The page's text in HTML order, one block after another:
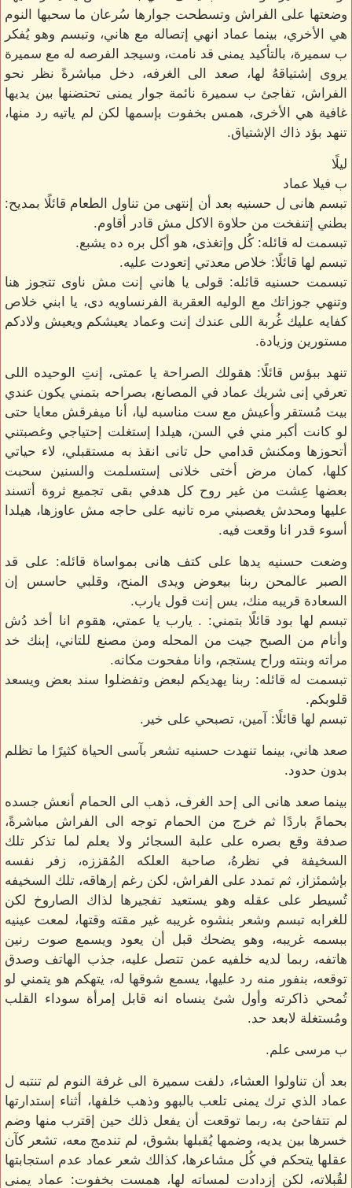
وضعتها على الفراش وتسطحت جوارها سُرعان ما سحبها النوم
هي الأخري، بينما عماد انهي إتصاله مع هاني، وتبسم وهو يُفكر
ب سميرة، بالتأكيد يمنى قد نامت، وسيجد الفرصه له مع سميرة
يروى إشتياقهُ لها، صعد الى الغرفه، دخل مباشرةً نظر نحو
الفراش، تفاجئ ب سميرة نائمة جوار يمنى تحتضنها بين يديها
غافية هي الأخرى، همس بخفوت بإسمها لكن لم ياتيه رد منها،
تنهد بؤد ذاك الإشتياق.
ليلًا
ب فيلا عماد
تبسم هانى ل حسنيه بعد أن إنتهى من تناول الطعام قائلًا بمديح:
بطني إتنفخت من حلاوة الاكل مش قادر أقاوم.
تبسمت له قائله: كُل وإتغذى، هو أكل بره ده يشبع.
تبسم لها قائلًا: خلاص معدتي إتعودت عليه.
تبسمت حسنيه قائله: قولى يا هاني إنت مش ناوى تتجوز هنا
وتنهي جوزاتك مع الوليه العقربة الفرنساويه دى، يا ابني خلاص
كفايه عليك غُربة اللى عندك إنت وعماد يعيشكم ويعيش ولادكم
مستورين وزيادة.
تنهد ببؤس قائلًا: هقولك الصراحة يا عمتى، إنتِ الوحيده اللى
تعرفي إنى شريك عماد في المصانع، بصراحه بتمني يكون عندي
بيت مُستقر وأعيش مع ست مناسبه ليا، أنا ميفرقش معايا حتى
لو كانت أكبر مني في السن، هيلدا إستغلت إحتياجي وغصبتني
أتحوزها ومكنش قدامي حل تانى انقذ به مستقبلي، لاء حياتي
كلها، كمان مرض أختى خلانى إستسلمت والسنين سحبت
بعضها عِشت من غير روح كل هدفي بقى تجميع ثروة أتسند
عليها ومحدش يغصبني مره تانيه على حاجه مش عاوزها، هيلدا
أسوء قدر انا وقعت فيه.
وضعت حسنيه يدها على كتف هانى بمواساة قائله: على قد
الصبر عالمحن ربنا بيعوض ويدى المنح، وقلبي حاسس إن
السعادة قريبه منك، بس إنت قول يارب.
تبسم لها بود قائلًا بتمني: . يارب يا عمتي، هقوم انا أخد دُش
وأنام من الصبح جيت من المحله ومن مصنع للتاني، إبنك خد
مراته وبنته وراح يستجم، وانا مفحوت مكانه.
تبسمت له قائله: ربنا يهديكم لبعض وتفضلوا سند بعض ويسعد
قلوبكم.
تبسم لها قائلًا: آمين، تصبحي على خير.
صعد هاني، بينما تنهدت حسنيه تشعر بآسى الحياة كثيرًا ما تظلم
بدون حدود.
بينما صعد هانى الى إحد الغرف، ذهب الى الحمام أنعش جسده
بحمامً باردًا ثم خرج من الحمام توجه الى الفراش مباشرةً،
صدفة وقع بصره على علبة السجائر ولا يعلم لما تذكر تلك
السخيفة في نظرهُ، صاحبة العلكه المُقززه، زفر نفسه
بإشمئزاز، ثم تمدد على الفراش، لكن رغم إرهاقه، تلك السخيفه
تُسيطر على عقله وهو يستعيد تفجيرها لذاك الصاروخ لكن
للغرابه تبسم وشعر بنشوه غريبه غير مقته وقتها، لمعت عينيه
ببسمه غريبه، وهو يضحك قبل أن يعود ويسمع صوت رنين
هاتفه، ربما لديه خلفيه عمن تتصل عليه، جذب الهاتف وصدق
توقعه، بنفور منه رد عليها، يسمع شوقها له، يتهكم هو يتمني لو
تُمحي ذاكرته وأول شئ ينساه انه قابل إمرأة سوداء القلب
ومُستغلة لابعد حد.
ب مرسى علم.
بعد أن تناولوا العشاء، دلفت سميرة الى غرفة النوم لم تنتبه ل
عماد الذي ترك يمنى تلعب بالبهو وذهب خلفها، أثناء إستدارتها
لم تتفاحئ به، ربما توقعت أن يفعل ذلك حين إقترب منها وضم
خسرها بين يديه، وضمها يُقبلها بشوق، لم تندمج معه، تشعر كآن
عقلها يتحكم في كُل مشاعرها، كذالك شعر عماد عدم استجابتها
لقُبلاته، لكن إزدادت لمساته لها، همست بخفوت: عماد يمنى